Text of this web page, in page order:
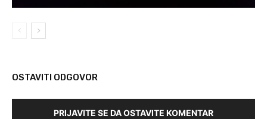
OSTAVITI ODGOVOR
PRIJAVITE SE DA OSTAVITE KOMENTAR